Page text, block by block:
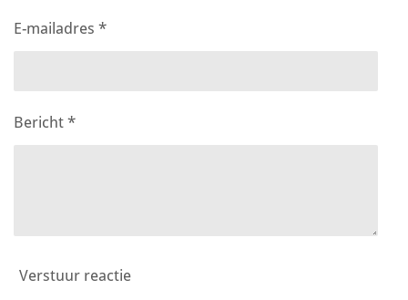
E-mailadres *
Bericht *
Verstuur reactie